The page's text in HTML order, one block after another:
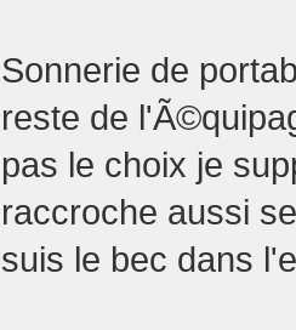
Sonnerie de
reste de
pas le choix je
raccroche aussi
suis le bec dans